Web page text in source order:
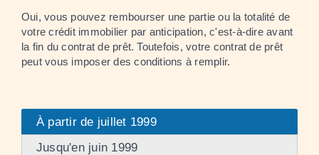
Oui, vous pouvez rembourser une partie ou la totalité de
votre crédit immobilier par anticipation, c'est-à-dire avant
la fin du contrat de prêt. Toutefois, votre contrat de prêt
peut vous imposer des conditions à remplir.
À partir de juillet 1999
Jusqu'en juin 1999